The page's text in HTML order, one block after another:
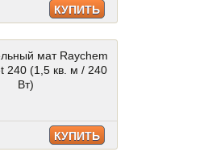
КУПИТЬ
мат Raychem
240 (1,5 кв. м / 240
Вт)
КУПИТЬ